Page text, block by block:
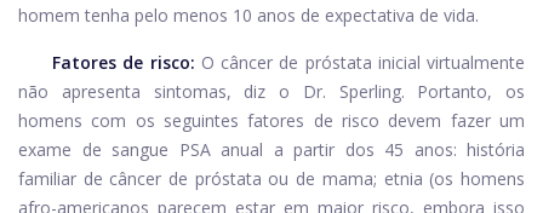
homem tenha pelo menos 10 anos de expectativa de vida.
Fatores de risco: O câncer de próstata inicial virtualmente
não apresenta sintomas, diz o Dr. Sperling. Portanto, os
homens com os seguintes fatores de risco devem fazer um
exame de sangue PSA anual a partir dos 45 anos: história
familiar de câncer de próstata ou de mama; etnia (os homens
afro-americanos parecem estar em maior risco, embora isso